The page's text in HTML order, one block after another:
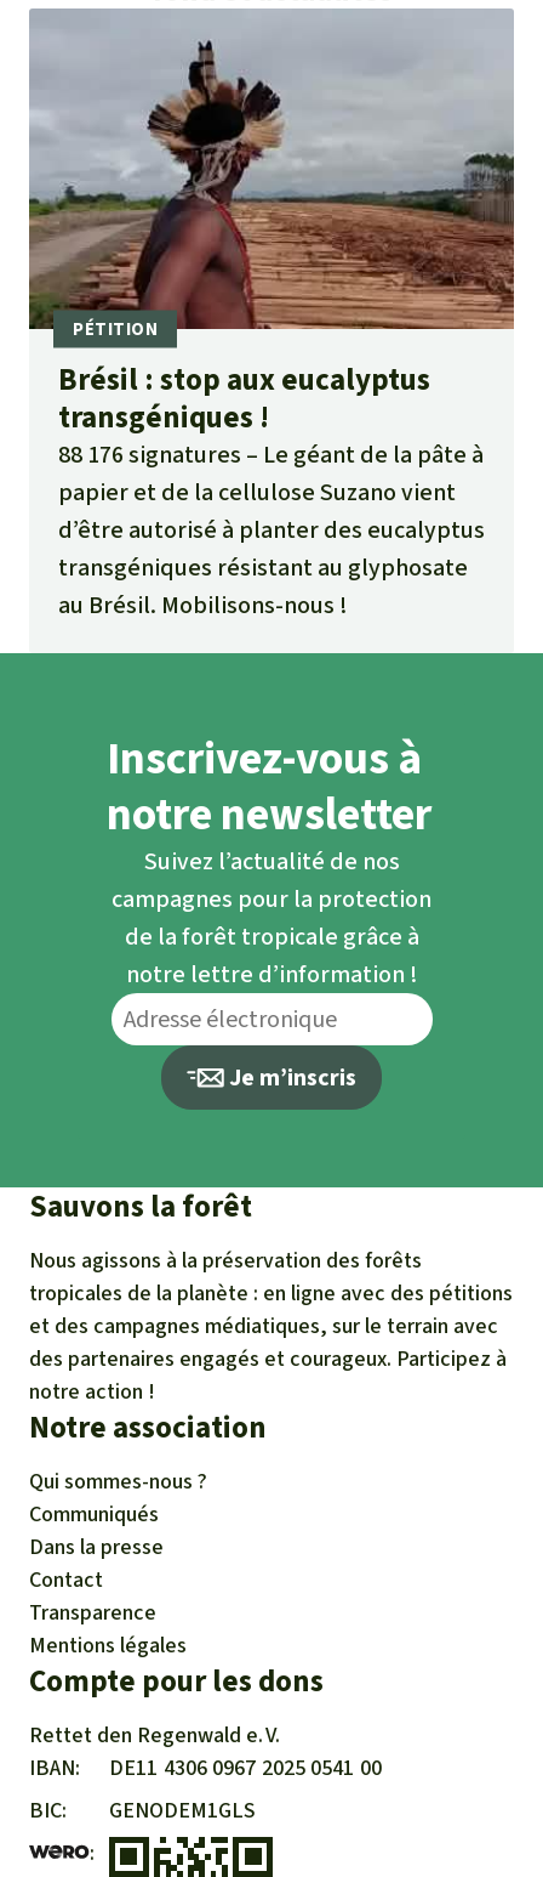
Brésil : stop aux eucalyptus
transgéniques !
88 176 signatures
Le géant de la pâte à
papier et de la cellulose Suzano vient
d’être autorisé à planter des eucalyptus
transgéniques résistant au glyphosate
au Brésil. Mobilisons-nous !
Inscrivez-vous à
notre newsletter
Suivez l’actualité de nos
campagnes pour la protection
de la forêt tropicale grâce à
notre lettre d’information !
Je m’inscris
Sauvons la forêt
Nous agissons à la préservation des forêts
tropicales de la planète : en ligne avec des pétitions
et des campagnes médiatiques, sur le terrain avec
des partenaires engagés et courageux. Participez à
notre action !
Notre association
Qui sommes-nous ?
Communiqués
Dans la presse
Contact
Transparence
Mentions légales
Compte pour les dons
Rettet den Regenwald e. V.
IBAN
DE11 4306 0967 2025 0541 00
BIC
GENODEM1GLS